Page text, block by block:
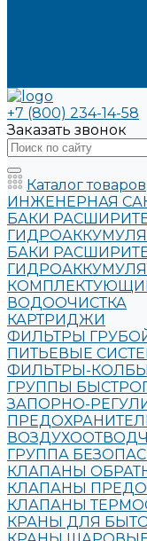
+7 (800) 234-14-58
Заказать звонок
Каталог товаров
ИНЖЕНЕРНАЯ
БАКИ
БАКИ
ВОДООЧИСТКА
КАРТРИДЖИ
ФИЛЬТРЫ
ПИТЬЕВЫЕ
ФИЛЬТРЫ-КОЛБЫ
ГРУППЫ
ЗАПОРНО-
ГРУППА
КЛАПАНЫ
КЛАПАНЫ
КЛАПАНЫ
КРАНЫ ДЛЯ